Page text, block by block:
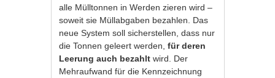
alle Mülltonnen in Werden zieren wird –
soweit sie Müllabgaben bezahlen. Das
neue System soll sicherstellen, dass nur
die Tonnen geleert werden,für deren
Leerung auch bezahlt wird. Der
Mehraufwand für die Kennzeichnung